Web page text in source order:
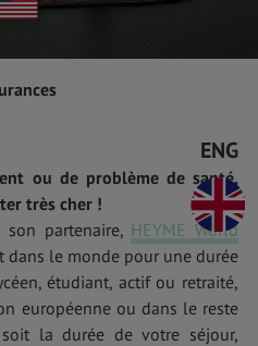
ENG
ou de problème de santé,
très cher !
partenaire, HEYME World
dans le monde pour une durée
étudiant, actif ou retraité,
européenne ou dans le reste
la durée de votre séjour,